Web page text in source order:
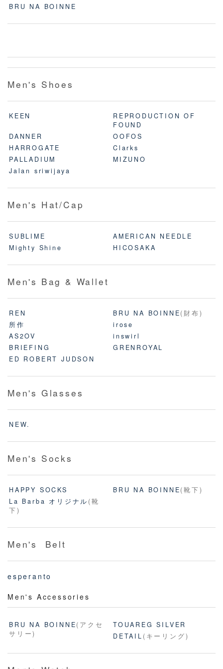
BRU NA BOINNE
Men's Shoes
KEEN
REPRODUCTION OF
FOUND
DANNER
OOFOS
HARROGATE
Clarks
PALLADIUM
MIZUNO
Jalan sriwijaya
Men's Hat/Cap
SUBLIME
AMERICAN NEEDLE
Mighty Shine
HICOSAKA
Men's Bag & Wallet
REN BRU NA BOINNE(財布)
所作
irose
AS2OV
inswirl
BRIEFING
GRENROYAL
ED ROBERT JUDSON
Men's Glasses
NEW.
Men's Socks
HAPPY SOCKS BRU NA BOINNE(靴下)
La Barba オリジナル (靴
下)
Men's Belt
esperanto
Men's Accessories
BRU NA BOINNE(アクセ
サリー)
TOUAREG SILVER
DETAIL (キーリング)